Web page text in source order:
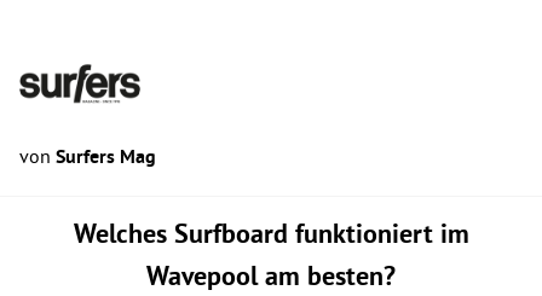
von Surfers Mag
Welches Surfboard funktioniert im
Wavepool am besten?